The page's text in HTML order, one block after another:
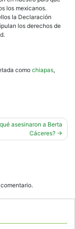
los mexicanos.
la Declaración
los derechos de
comochiapas,
asesinaron a Berta
Cáceres?